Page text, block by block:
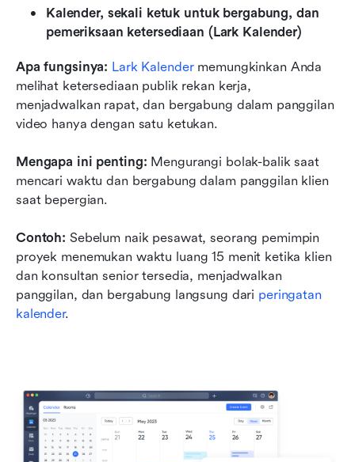
Kalender, sekali ketuk untuk bergabung, dan
pemeriksaan ketersediaan (Lark Kalender)
Apa fungsinya: Lark Kalender memungkinkan Anda
melihat ketersediaan publik rekan kerja,
menjadwalkan rapat, dan bergabung dalam panggilan
video hanya dengan satu ketukan.
Mengapa ini penting: Mengurangi bolak-balik saat
mencari waktu dan bergabung dalam panggilan klien
saat bepergian.
Contoh: Sebelum naik pesawat, seorang pemimpin
proyek menemukan waktu luang 15 menit ketika klien
dan konsultan senior tersedia, menjadwalkan
panggilan, dan bergabung langsung dari peringatan
kalender.